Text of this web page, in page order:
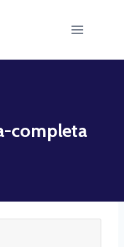
completa